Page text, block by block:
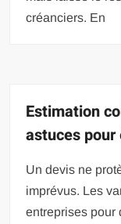
créanciers. En
Estimation
astuces
Un devis ne
imprévus. Les
entreprises pour